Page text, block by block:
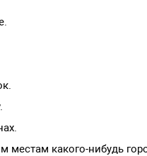
местам какого-нибудь